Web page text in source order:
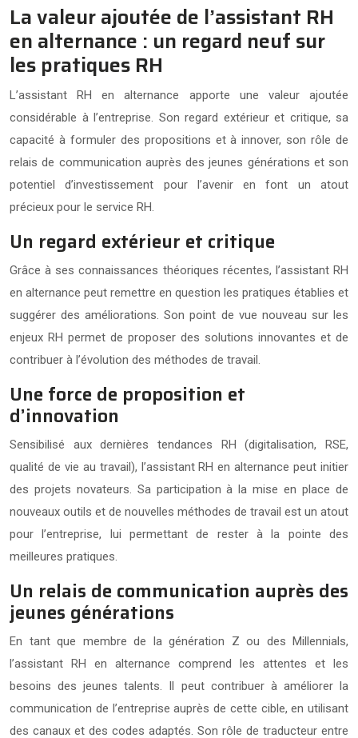
La valeur ajoutée de l’assistant RH
en alternance : un regard neuf sur
les pratiques RH
L’assistant RH en alternance apporte une valeur ajoutée
considérable à l’entreprise. Son regard extérieur et critique, sa
capacité à formuler des propositions et à innover, son rôle de
relais de communication auprès des jeunes générations et son
potentiel d’investissement pour l’avenir en font un atout
précieux pour le service RH.
Un regard extérieur et critique
Grâce à ses connaissances théoriques récentes, l’assistant RH
en alternance peut remettre en question les pratiques établies et
suggérer des améliorations. Son point de vue nouveau sur les
enjeux RH permet de proposer des solutions innovantes et de
contribuer à l’évolution des méthodes de travail.
Une force de proposition et
d’innovation
Sensibilisé aux dernières tendances RH (digitalisation, RSE,
qualité de vie au travail), l’assistant RH en alternance peut initier
des projets novateurs. Sa participation à la mise en place de
nouveaux outils et de nouvelles méthodes de travail est un atout
pour l’entreprise, lui permettant de rester à la pointe des
meilleures pratiques.
Un relais de communication auprès des
jeunes générations
En tant que membre de la génération Z ou des Millennials,
l’assistant RH en alternance comprend les attentes et les
besoins des jeunes talents. Il peut contribuer à améliorer la
communication de l’entreprise auprès de cette cible, en utilisant
des canaux et des codes adaptés. Son rôle de traducteur entre